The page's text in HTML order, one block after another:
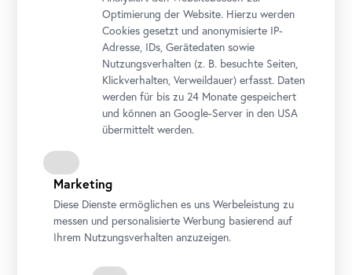
Goldgraveurs der kometenhafte Aufstieg zur führenden
Persönlichkeit der Wiener Moderne? Dieser Rundgang
macht Sie mit den Werken von Gustav Klimt und seinen
Zeitgenoss*innen wie Auguste Rodin und Elena Luksch-
Makowsky vertraut.
Der Preis versteht sich als Pauschale für eine
einstündige Führung für Gruppen von maximal 20
Optimierung der Website. Hierzu werden
Cookies gesetzt und anonymisierte IP-
Adresse, IDs, Gerätedaten sowie
Nutzungsverhalten (z. B. besuchte Seiten,
Klickverhalten, Verweildauer) erfasst. Daten
werden für bis zu 24 Monate gespeichert
und können an Google-Server in den USA
übermittelt werden.
Marketing
Diese Dienste ermöglichen es uns Werbeleistung zu
messen und personalisierte Werbung basierend auf
Ihrem Nutzungsverhalten anzuzeigen.